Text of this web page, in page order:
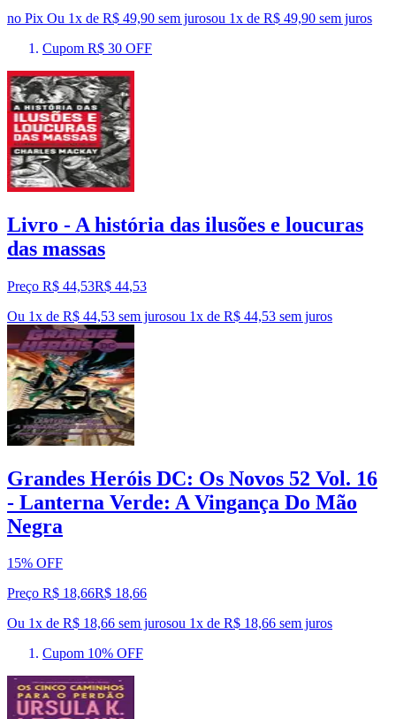
no Pix Ou 1x de R$ 49,90 sem jurosou 1x de R$ 49,90 sem juros
Cupom R$ 30 OFF
Livro - A história das ilusões e loucuras
das massas
Preço R$ 44,53R$ 44,53
Ou 1x de R$ 44,53 sem jurosou 1x de R$ 44,53 sem juros
Grandes Heróis DC: Os Novos 52 Vol. 16
- Lanterna Verde: A Vingança Do Mão
Negra
15% OFF
Preço R$ 18,66R$ 18,66
Ou 1x de R$ 18,66 sem jurosou 1x de R$ 18,66 sem juros
Cupom 10% OFF